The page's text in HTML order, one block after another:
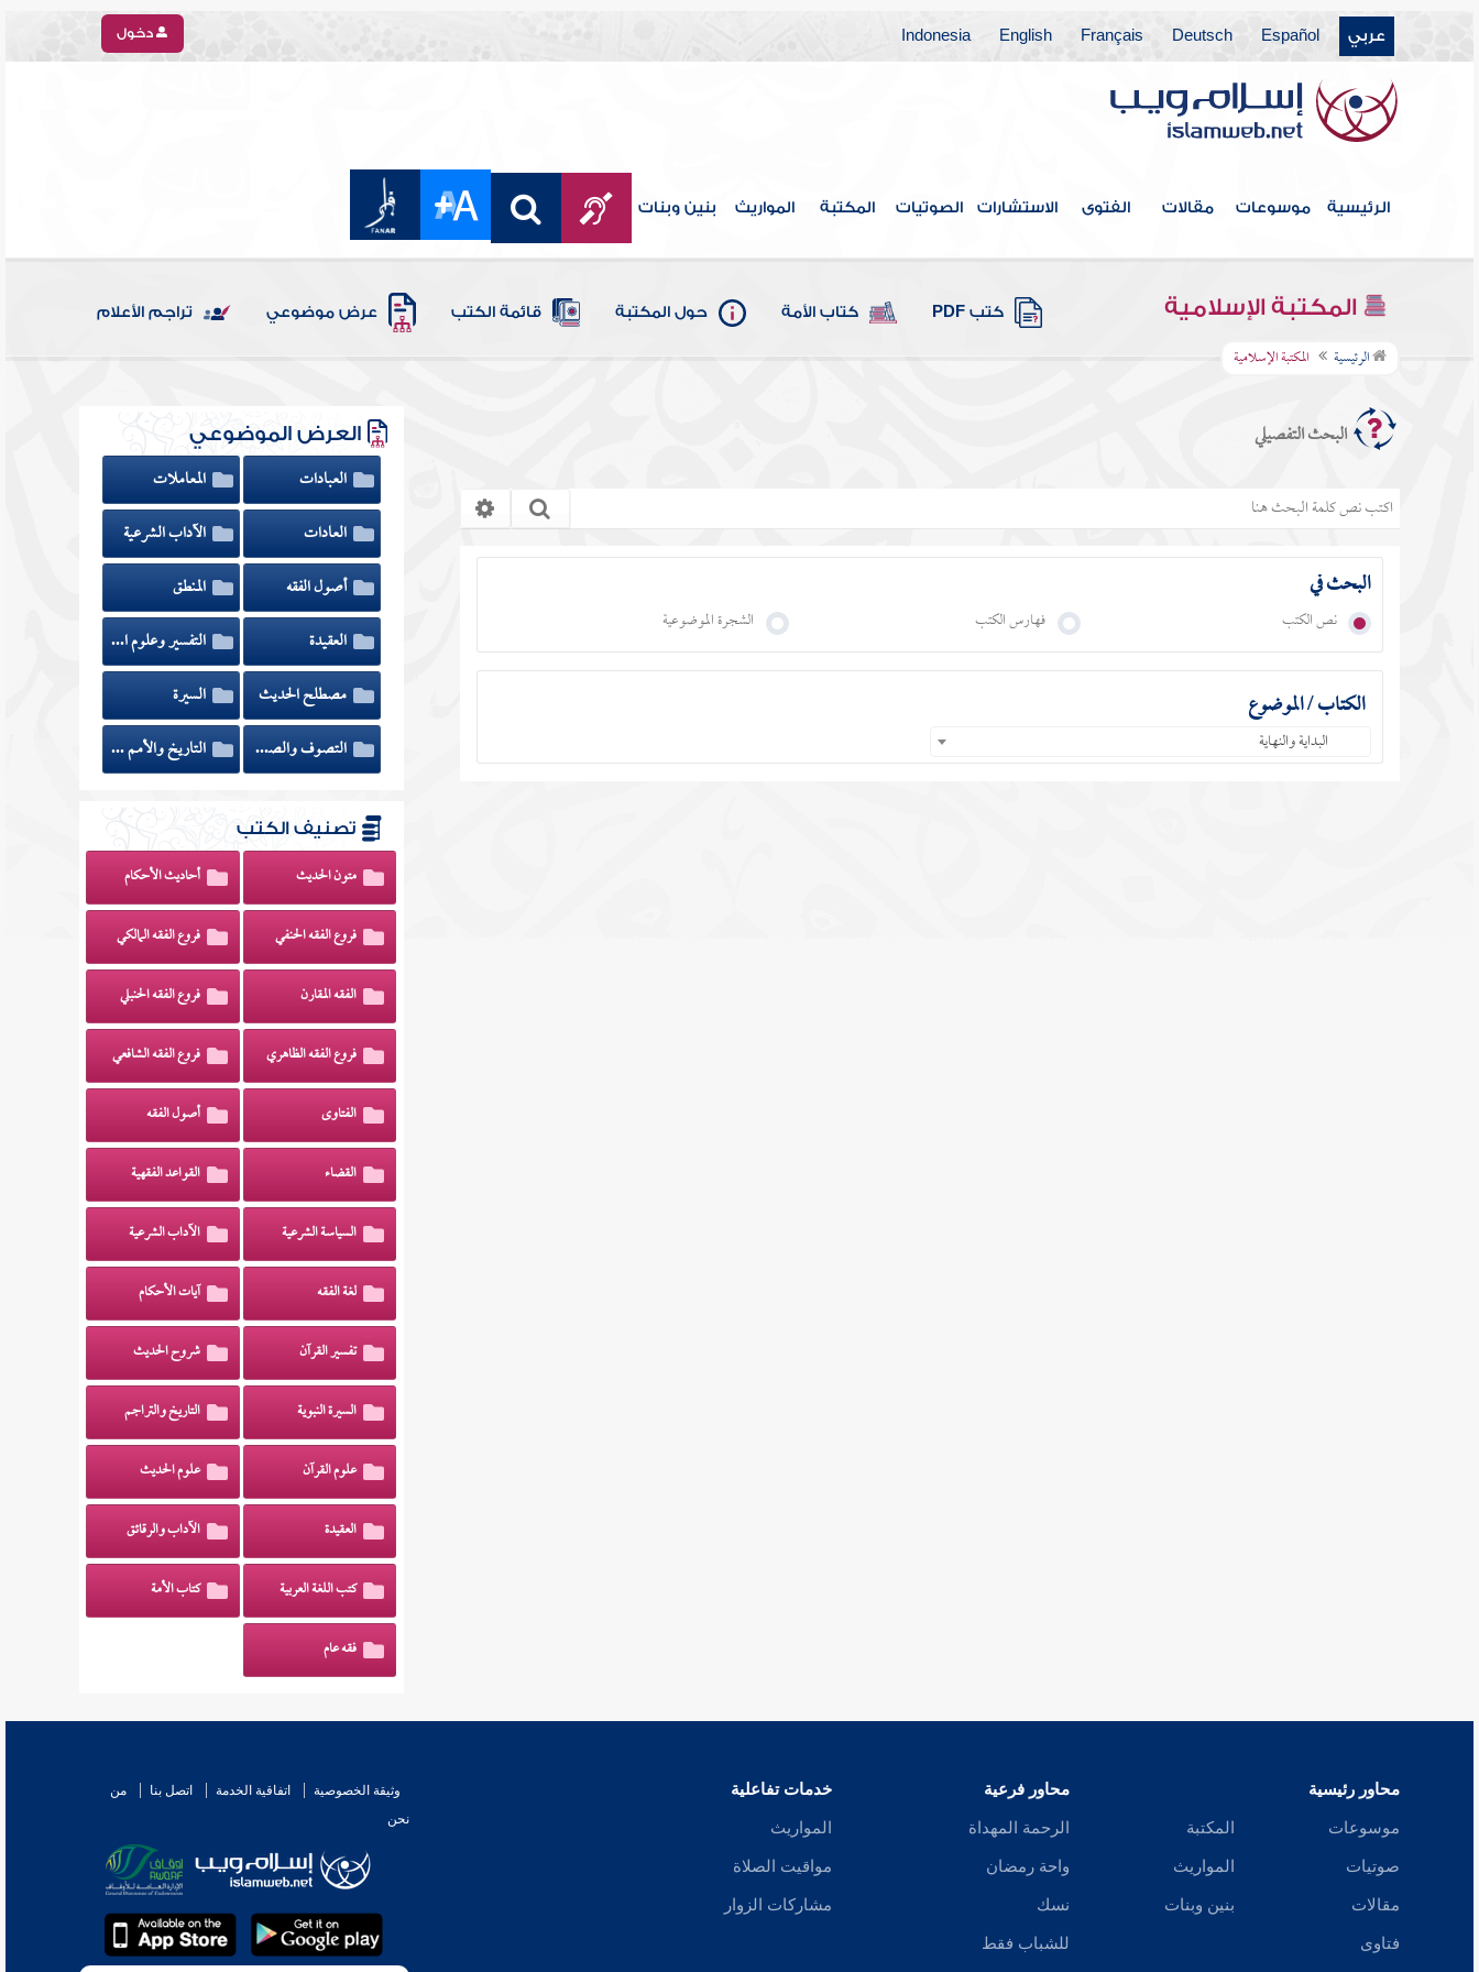
عربي Español
Deutsch
Français
English
Indonesia دخول
الرئيسية موسوعات مقالات الفتوى الاستشارات الصوتيات المكتبة المواريث بنين وبنات
المكتبة الإسلامية كتب PDF كتاب الأمة حول المكتبة قائمة الكتب عرض موضوعي تراجم الأعلام
الرئيسية المكتبة الإسلامية
البحث التفصيلي
البحث في
نص الكتب فهارس الكتب الشجرة الموضوعية
الكتاب / الموضوع
البداية والنهاية
العرض الموضوعي
العبادات
المعاملات
العادات
الآداب الشرعية
أصول الفقه
المنطق
العقيدة
التفسير وعلوم القرآن
مصطلح الحديث
السيرة
التصوف والصوفية
التاريخ والأمم السابقة
تصنيف الكتب
متون الحديث أحاديث الأحكام
فروع الفقه الحنفي فروع الفقه المالكي
الفقه المقارن فروع الفقه الحنبلي
فروع الفقه الظاهري فروع الفقه الشافعي
الفتاوى أصول الفقه
القضاء القواعد الفقهية
السياسة الشرعية الآداب الشرعية
لغة الفقه آيات الأحكام
تفسير القرآن شروح الحديث
السيرة النبوية التاريخ والتراجم
علوم القرآن علوم الحديث
العقيدة الآداب والرقائق
كتب اللغة العربية كتاب الأمة
فقه عام
محاور رئيسية
موسوعات
صوتيات
مقالات
فتاوى
المكتبة
المواريث
بنين وبنات
محاور فرعية
الرحمة المهداة
واحة رمضان
نسك
للشباب فقط
خدمات تفاعلية
المواريث
مواقيت الصلاة
مشاركات الزوار
وثيقة الخصوصية اتفاقية الخدمة اتصل بنا
من
نحن